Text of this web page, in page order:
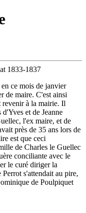
1833-1837
ce mois de janvier
de maire. C'est ainsi
revenir à la mairie. Il
et de Jeanne
l'ex maire, et de
près de 35 ans lors de
est que ceci
de Charles le Guellec
conciliante avec le
le curé diriger la
s'attendait au pire,
de Poulpiquet